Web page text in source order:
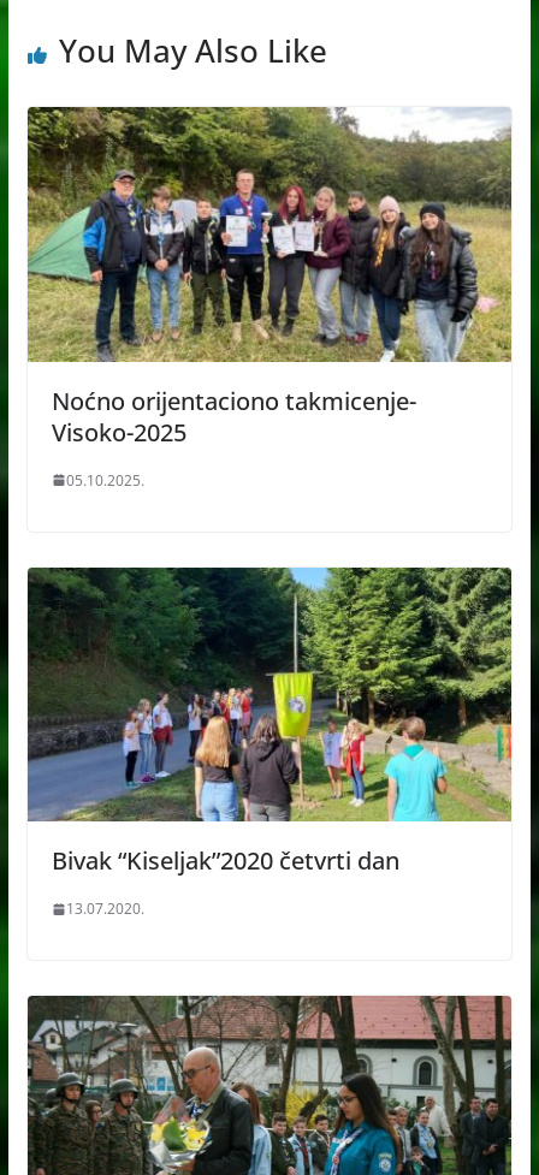
You May Also Like
Noćno orijentaciono takmicenje-
Visoko-2025
05.10.2025.
Bivak “Kiseljak”2020 četvrti dan
13.07.2020.